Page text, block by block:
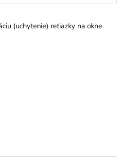
(uchytenie) retiazky na okne.